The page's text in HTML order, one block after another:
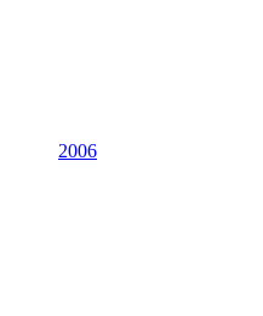
2006